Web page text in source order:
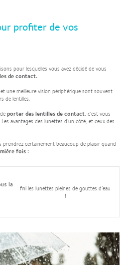
profiter de vos
pour lesquelles vous avez décidé de vous
de contact.
une meilleure vision périphérique sont souvent
de lentilles.
porter des lentilles de contact, c’est vous
avantages des lunettes d’un côté, et ceux des
prendrez certainement beaucoup de plaisir quand
fois :
la
fini les lunettes pleines de gouttes d’eau
!